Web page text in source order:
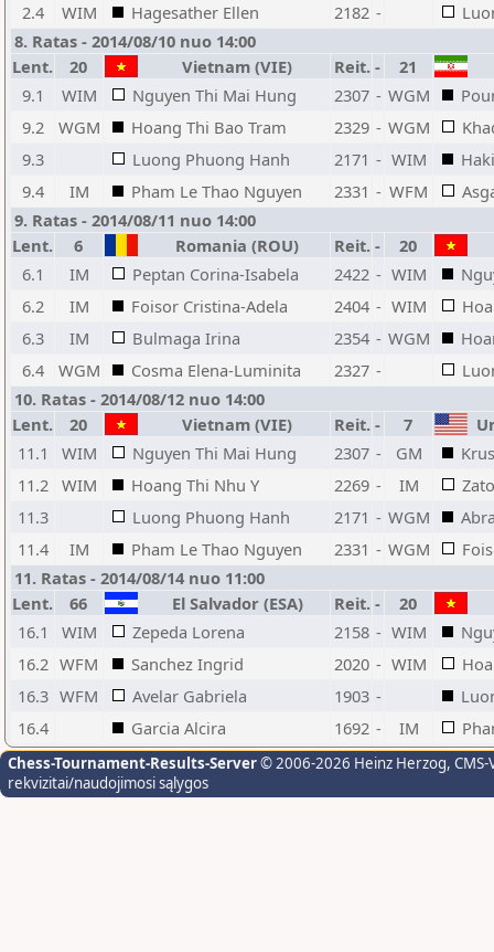
2.4
WIM Hagesather Ellen 2182 -
8. Ratas - 2014/08/10 nuo 14:00
Lent.
20 Vietnam (VIE) Reit. -
21
9.1
WIM Nguyen Thi Mai Hung 2307 - WGM
9.2
WGM Hoang Thi Bao Tram 2329 - WGM
9.3
Luong Phuong Hanh 2171 - WIM
9.4
IM Pham Le Thao Nguyen 2331 - WFM
9. Ratas - 2014/08/11 nuo 14:00
Lent.
6 Romania (ROU) Reit. -
20
6.1
IM Peptan Corina-Isabela 2422 - WIM
6.2
IM Foisor Cristina-Adela 2404 - WIM
6.3
IM Bulmaga Irina 2354 - WGM
6.4
WGM Cosma Elena-Luminita 2327 -
10. Ratas - 2014/08/12 nuo 14:00
Lent.
20 Vietnam (VIE) Reit. - 7
11.1
WIM Nguyen Thi Mai Hung 2307 - GM
11.2 WIM Hoang Thi Nhu Y 2269 - IM
11.3
Luong Phuong Hanh 2171 - WGM
11.4
IM Pham Le Thao Nguyen 2331 - WGM
11. Ratas - 2014/08/14 nuo 11:00
Lent.
66 El Salvador (ESA) Reit. -
20
16.1
WIM Zepeda Lorena 2158 - WIM
16.2 WFM Sanchez Ingrid 2020 - WIM
16.3 WFM Avelar Gabriela 1903 -
16.4
Garcia Alcira 1692 - IM
Chess-Tournament-Results-Server© 2006-2026 Heinz Herzog,
rekvizitai/naudojimosi sąlygos